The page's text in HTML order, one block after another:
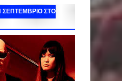
ΣΕΠΤΕΜΒΡΙΟ ΣΤΟ